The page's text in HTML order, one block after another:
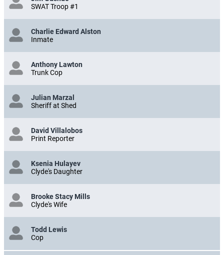
SWAT Troop #1
Charlie Edward Alston
Inmate
Anthony Lawton
Trunk Cop
Julian Marzal
Sheriff at Shed
David Villalobos
Print Reporter
Ksenia Hulayev
Clyde's Daughter
Brooke Stacy Mills
Clyde's Wife
Todd Lewis
Cop